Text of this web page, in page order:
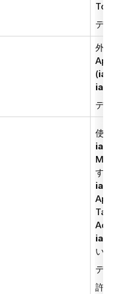
デフ
外部の
(
デフ
使用
す。
います
デフ
許可